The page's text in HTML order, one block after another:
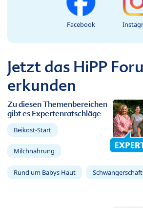
Facebook
Jetzt das HiPP
erkunden
Zu diesen Themenbereichen
gibt es Expertenratschläge
Beikost-Start
Milchnahrung
Rund um Babys Haut Schwangerschaft